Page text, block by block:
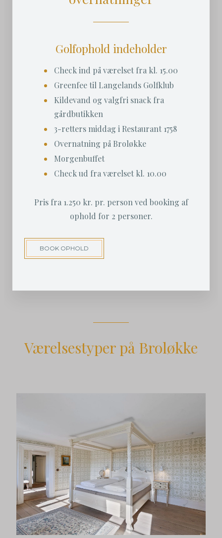
Golfophold indeholder
Check ind på værelset fra kl. 15.00
Greenfee til Langelands Golfklub
Kildevand og valgfri snack fra
gårdbutikken
3-retters middag i Restaurant 1758
Overnatning på Broløkke
Morgenbuffet
Check ud fra værelset kl. 10.00
Pris fra 1.250 kr. pr. person ved booking af
ophold for 2 personer.
BOOK OPHOLD
Værelsestyper på Broløkke